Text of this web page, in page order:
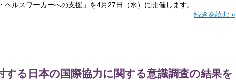
ヘルスワーカーへの支援」を4月27日（水）に開催します。
続きを読む »
する日本の国際協力に関する意識調査の結果を